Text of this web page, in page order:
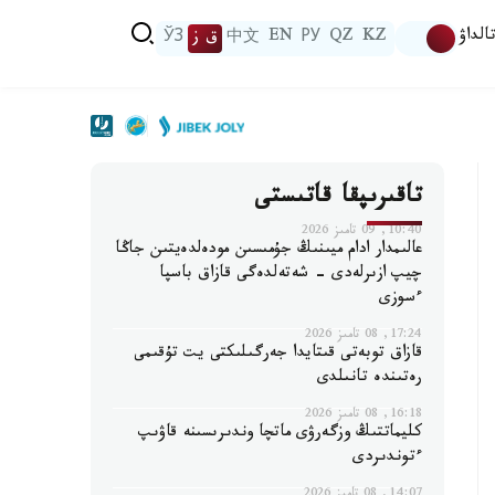
تالداۋ KZ
QZ
РУ
EN
中文 ق ز ЎЗ
تاقىرىپقا قاتىستى
10:40, 09 تامىز 2026
عالىمدار ادام ميىنىڭ جۇمىسىن مودەلدەيتىن جاڭا
چيپ ازىرلەدى - شەتەلدەگى قازاق باسپا
ءسوزى
17:24, 08 تامىز 2026
قازاق توبەتى قىتايدا جەرگىلىكتى يت تۇقىمى
رەتىندە تانىلدى
16:18, 08 تامىز 2026
كليماتتىڭ وزگەرۋى ماتچا وندىرىسىنە قاۋىپ
ءتوندىردى